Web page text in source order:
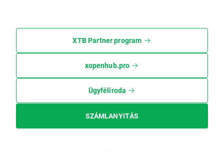
XTB Partner program
xopenhub.pro
Ügyféliroda
SZÁMLANYITÁS